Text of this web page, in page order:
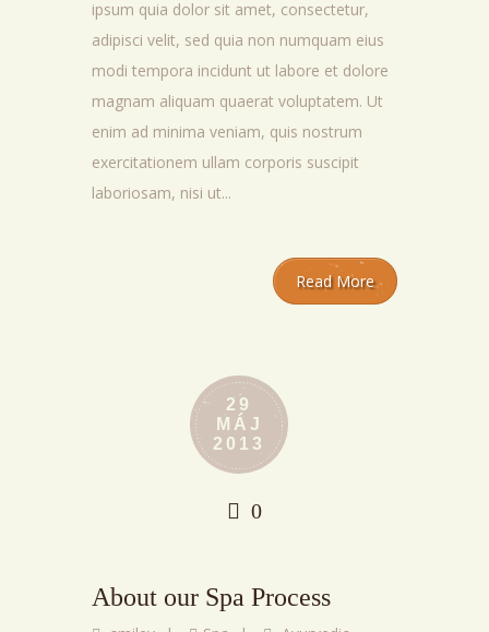
ipsum quia dolor sit amet, consectetur,
adipisci velit, sed quia non numquam eius
modi tempora incidunt ut labore et dolore
magnam aliquam quaerat voluptatem. Ut
enim ad minima veniam, quis nostrum
exercitationem ullam corporis suscipit
laboriosam, nisi ut...
Read More
29
MÁJ
2013
0
About our Spa Process